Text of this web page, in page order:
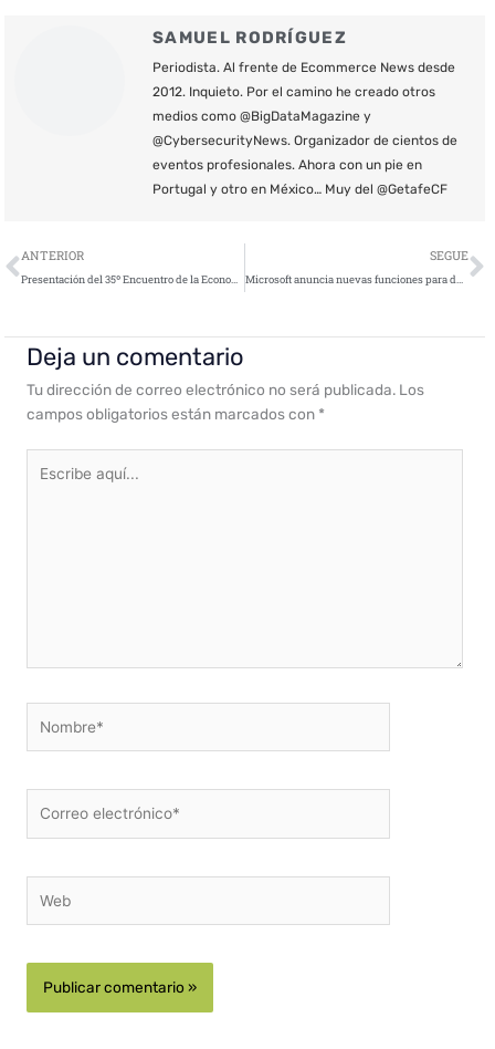
SAMUEL RODRÍGUEZ
Periodista. Al frente de Ecommerce News desde
2012. Inquieto. Por el camino he creado otros
medios como @BigDataMagazine y
@CybersecurityNews. Organizador de cientos de
eventos profesionales. Ahora con un pie en
Portugal y otro en México… Muy del @GetafeCF
Ant
ANTERIOR
Presentación del 35º Encuentro de la Economía Digital y las Telecomunicaciones
SEGUE
Microsoft anuncia nuevas funciones para detectar el ransomware
Deja un comentario
Tu dirección de correo electrónico no será publicada. Los
campos obligatorios están marcados con *
aquí...
electrónico*